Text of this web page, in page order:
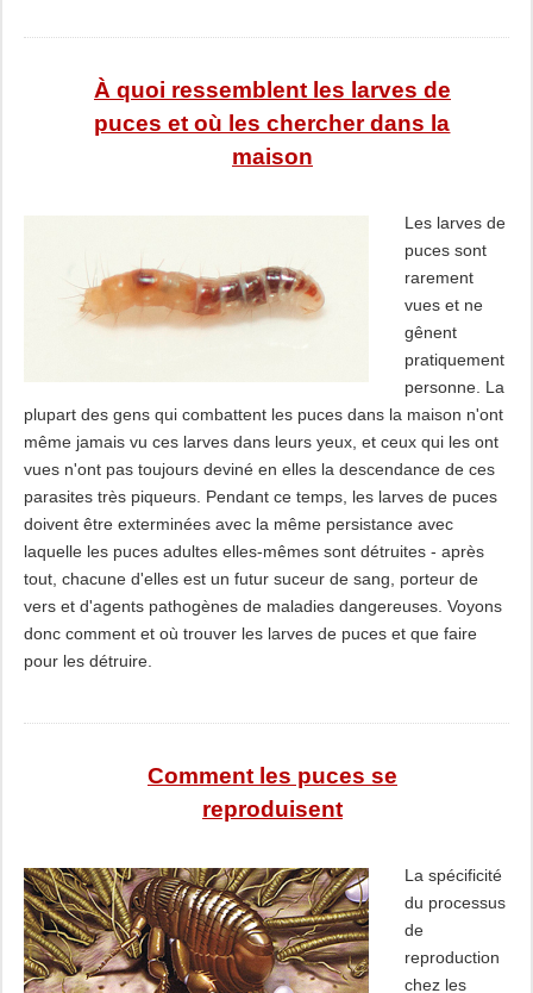
À quoi ressemblent les larves de
puces et où les chercher dans la
maison
Les larves de
puces sont
rarement
vues et ne
gênent
pratiquement
personne. La
plupart des gens qui combattent les puces dans la maison n'ont
même jamais vu ces larves dans leurs yeux, et ceux qui les ont
vues n'ont pas toujours deviné en elles la descendance de ces
parasites très piqueurs. Pendant ce temps, les larves de puces
doivent être exterminées avec la même persistance avec
laquelle les puces adultes elles-mêmes sont détruites - après
tout, chacune d'elles est un futur suceur de sang, porteur de
vers et d'agents pathogènes de maladies dangereuses. Voyons
donc comment et où trouver les larves de puces et que faire
pour les détruire.
Comment les puces se
reproduisent
La spécificité
du processus
de
reproduction
chez les